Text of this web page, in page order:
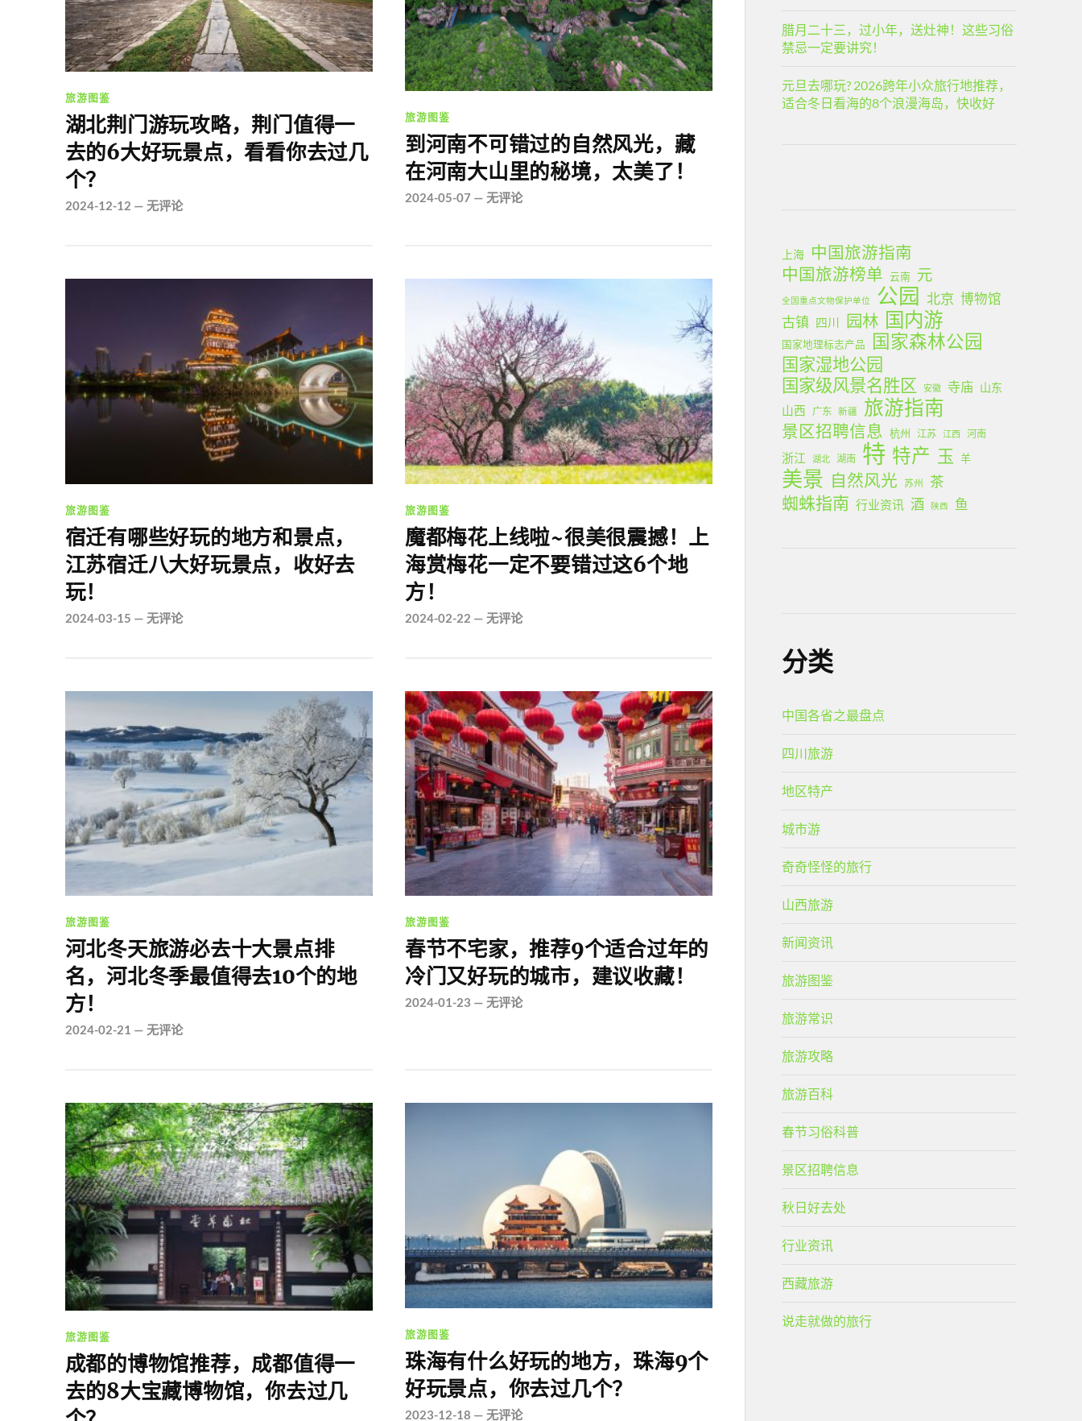
旅游图鉴
湖北荆门游玩攻略，荆门值得一
去的6大好玩景点，看看你去过几
个？
2024-12-12 — 无评论
旅游图鉴
到河南不可错过的自然风光，藏
在河南大山里的秘境，太美了！
2024-05-07— 无评论
旅游图鉴
宿迁有哪些好玩的地方和景点，
江苏宿迁八大好玩景点，收好去
玩！
2024-03-15 — 无评论
旅游图鉴
魔都梅花上线啦~很美很震撼！上
海赏梅花一定不要错过这6个地
方！
2024-02-22 — 无评论
旅游图鉴
河北冬天旅游必去十大景点排
名，河北冬季最值得去10个的地
方！
2024-02-21 — 无评论
旅游图鉴
春节不宅家，推荐9个适合过年的
冷门又好玩的城市，建议收藏！
2024-01-23 — 无评论
旅游图鉴
成都的博物馆推荐，成都值得一
去的8大宝藏博物馆，你去过几
旅游图鉴
珠海有什么好玩的地方，珠海9个
好玩景点，你去过几个？
2023-12-18 — 无评论
腊月二十三，过小年，送灶神！这些习俗
禁忌一定要讲究！
元旦去哪玩? 2026跨年小众旅行地推荐，
适合冬日看海的8个浪漫海岛，快收好
上海
中国旅游指南
中国旅游榜单 云南 元
全国重点文物保护单位 公园 北京 博物馆
古镇 四川 园林 国内游
国家地理标志产品 国家森林公园
国家湿地公园
国家级风景名胜区
安徽 寺庙 山东
山西 广东 新疆 旅游指南
景区招聘信息 杭州 江苏 江西 河南
浙江 湖北 湖南 特 特产 玉 羊
美景 自然风光 苏州 茶
蜘蛛指南 行业资讯 酒 陕西 鱼
分类
中国各省之最盘点
四川旅游
地区特产
城市游
奇奇怪怪的旅行
山西旅游
新闻资讯
旅游图鉴
旅游常识
旅游攻略
旅游百科
春节习俗科普
景区招聘信息
秋日好去处
行业资讯
西藏旅游
说走就做的旅行